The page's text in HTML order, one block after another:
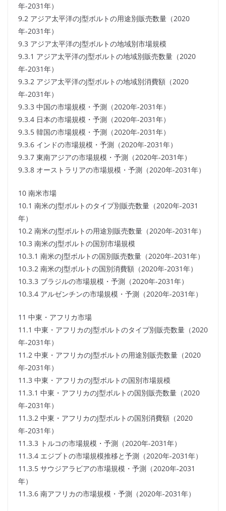
年-2031年）
9.2 アジア太平洋のJ型ボルトの用途別販売数量（2020
年-2031年）
9.3 アジア太平洋のJ型ボルトの地域別市場規模
9.3.1 アジア太平洋のJ型ボルトの地域別販売数量（2020
年-2031年）
9.3.2 アジア太平洋のJ型ボルトの地域別消費額（2020
年-2031年）
9.3.3 中国の市場規模・予測（2020年-2031年）
9.3.4 日本の市場規模・予測（2020年-2031年）
9.3.5 韓国の市場規模・予測（2020年-2031年）
9.3.6 インドの市場規模・予測（2020年-2031年）
9.3.7 東南アジアの市場規模・予測（2020年-2031年）
9.3.8 オーストラリアの市場規模・予測（2020年-2031年）
10 南米市場
10.1 南米のJ型ボルトのタイプ別販売数量（2020年-2031
年）
10.2 南米のJ型ボルトの用途別販売数量（2020年-2031年）
10.3 南米のJ型ボルトの国別市場規模
10.3.1 南米のJ型ボルトの国別販売数量（2020年-2031年）
10.3.2 南米のJ型ボルトの国別消費額（2020年-2031年）
10.3.3 ブラジルの市場規模・予測（2020年-2031年）
10.3.4 アルゼンチンの市場規模・予測（2020年-2031年）
11 中東・アフリカ市場
11.1 中東・アフリカのJ型ボルトのタイプ別販売数量（2020
年-2031年）
11.2 中東・アフリカのJ型ボルトの用途別販売数量（2020
年-2031年）
11.3 中東・アフリカのJ型ボルトの国別市場規模
11.3.1 中東・アフリカのJ型ボルトの国別販売数量（2020
年-2031年）
11.3.2 中東・アフリカのJ型ボルトの国別消費額（2020
年-2031年）
11.3.3 トルコの市場規模・予測（2020年-2031年）
11.3.4 エジプトの市場規模推移と予測（2020年-2031年）
11.3.5 サウジアラビアの市場規模・予測（2020年-2031
年）
11.3.6 南アフリカの市場規模・予測（2020年-2031年）